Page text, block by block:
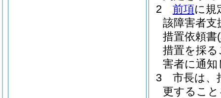
2
前項に規
該障害者支
措置依頼書(
措置を採
害者に通
3
市長は、
更するこ